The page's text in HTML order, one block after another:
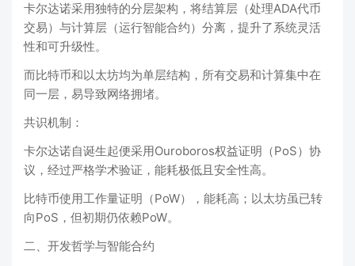
卡尔达诺采用独特的‌分层架构‌，将结算层（处理ADA代币
交易）与计算层（运行智能合约）分离，提升了系统灵活
性和可升级性‌。
而比特币和以太坊均为单层结构，所有交易和计算集中在
同一层，易导致网络拥堵‌。
‌共识机制‌：
卡尔达诺自诞生起便采用‌Ouroboros权益证明（PoS）协
议‌，经过严格学术验证，能耗极低且安全性高‌。
比特币使用工作量证明（PoW），能耗高；以太坊虽已转
向PoS，但初期仍依赖PoW‌。
二、开发哲学与智能合约